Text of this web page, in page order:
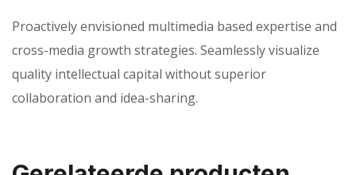
Proactively envisioned multimedia based expertise and
cross-media growth strategies. Seamlessly visualize
quality intellectual capital without superior
collaboration and idea-sharing.